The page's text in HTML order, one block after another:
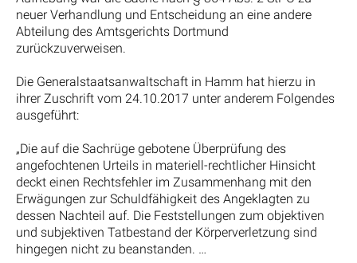
neuer Verhandlung und Entscheidung an eine andere
Abteilung des Amtsgerichts Dortmund
zurückzuverweisen.
Die Generalstaatsanwaltschaft in Hamm hat hierzu in
ihrer Zuschrift vom 24.10.2017 unter anderem Folgendes
ausgeführt:
„Die auf die Sachrüge gebotene Überprüfung des
angefochtenen Urteils in materiell-rechtlicher Hinsicht
deckt einen Rechtsfehler im Zusammenhang mit den
Erwägungen zur Schuldfähigkeit des Angeklagten zu
dessen Nachteil auf. Die Feststellungen zum objektiven
und subjektiven Tatbestand der Körperverletzung sind
hingegen nicht zu beanstanden. …